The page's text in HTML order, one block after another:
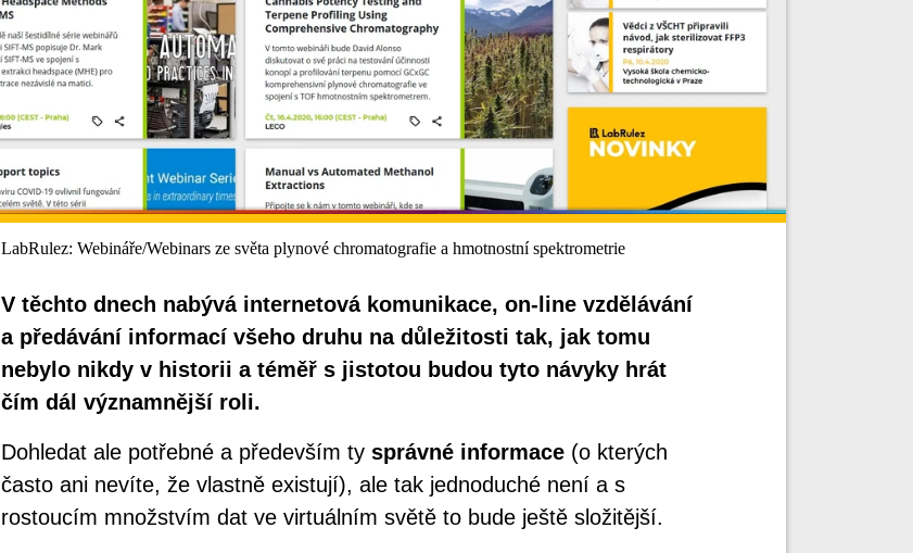
LabRulez: Webináře/Webinars ze světa plynové chromatografie a hmotnostní spektrometrie
V těchto dnech nabývá internetová komunikace, on-line vzdělávání
a předávání informací všeho druhu na důležitosti tak, jak tomu
nebylo nikdy v historii a téměř s jistotou budou tyto návyky hrát
čím dál významnější roli.
Dohledat ale potřebné a především ty správné informace(o kterých
často ani nevíte, že vlastně existují), ale tak jednoduché není a s
rostoucím množstvím dat ve virtuálním světě to bude ještě složitější.